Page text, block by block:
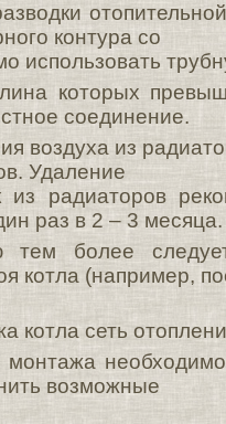
контура со
использовать
которых
соединение.
воздуха из
Удаление
из радиаторов
раз в 2 – 3 месяца.
тем более
котла (например,
котла сеть
возможные